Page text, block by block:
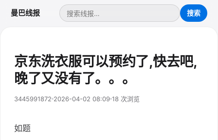
曼巴线报
京东洗衣服可以预约了,快去吧,
晚了又没有了。。。
3445991872 2026-04-02 08:09 18 次浏览
如题